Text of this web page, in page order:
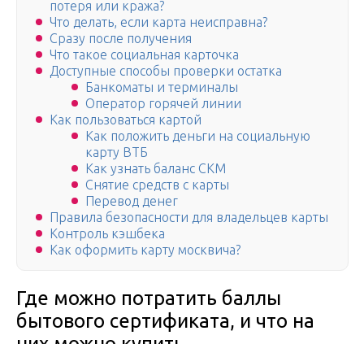
потеря или кража?
Что делать, если карта неисправна?
Сразу после получения
Что такое социальная карточка
Доступные способы проверки остатка
Банкоматы и терминалы
Оператор горячей линии
Как пользоваться картой
Как положить деньги на социальную
карту ВТБ
Как узнать баланс СКМ
Снятие средств с карты
Перевод денег
Правила безопасности для владельцев карты
Контроль кэшбека
Как оформить карту москвича?
Где можно потратить баллы
бытового сертификата, и что на